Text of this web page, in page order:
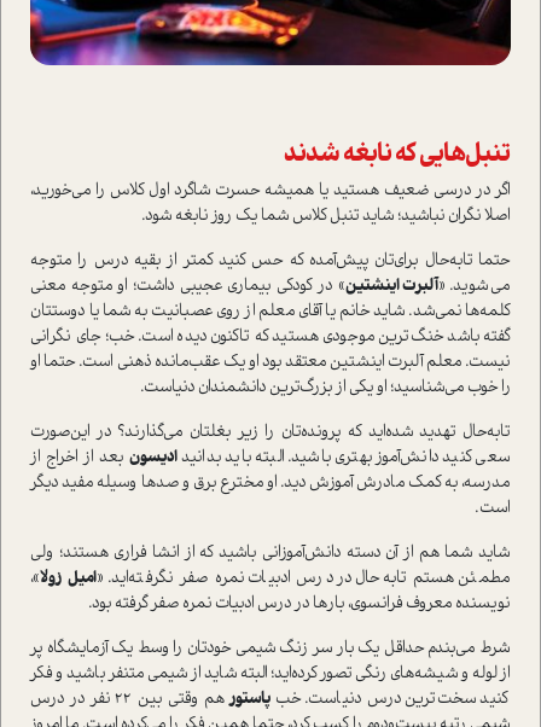
تنبل‌هایی که نابغه شدند
اگر در درسی ضعیف هستید یا همیشه حسرت شاگرد اول کلاس را می‌خورید،
اصلا نگران نباشید؛ شاید تنبل کلاس شما یک روز نابغه شود.
حتما تابه‌حال برای‌تان پیش‌آمده که حس کنید کمتر از بقیه درس را متوجه
می‌شوید. «آلبرت اینشتین» در کودکی بیماری عجیبی داشت؛ او متوجه معنی
کلمه‌ها نمی‌شد. شاید خانم یا آقای معلم از روی عصبانیت به شما یا دوستتان
گفته باشد خنگ‌ترین موجودی هستید که تا‌کنون دیده ا‌ست. خب؛ جای نگرانی
نیست. معلم آلبرت اینشتین معتقد بود او یک عقب‌مانده‌ ذهنی ا‌ست. حتما او
را خوب می‌شناسید؛ او یکی از بزرگ‌ترین دانشمندان دنیا‌ست.
تابه‌حال تهدید شده‌اید که پرونده‌تان را زیر بغلتان می‌گذارند؟ در این‌صورت
سعی کنید دانش‌آموز بهتری باشید. البته باید بدانیدادیسون بعد از اخراج از
مدرسه، به کمک مادرش آموزش ‌دید. او مخترع برق و صدها وسیله مفید دیگر
ا‌ست.
شاید شما هم از آن دسته دانش‌آموزانی باشید که از انشا فراری هستند؛ ولی
مطمئن هستم تابه‌حال در درس ادبیات نمره صفر نگرفته‌اید. «امیل زولا»،
نویسنده معروف فرانسوی، بارها در درس ادبیات نمره صفر گرفته بود.
شرط می‌بندم حداقل یک ‌بار سر زنگ شیمی خودتان را وسط یک آزمایشگاه پر
از لوله و شیشه‌های رنگی تصور کرده‌اید؛ البته شاید از شیمی متنفر باشید و فکر
کنید سخت‌ترین درس دنیا‌ست. خب پا‌ستور
هم وقتی بین 22 نفر در درس